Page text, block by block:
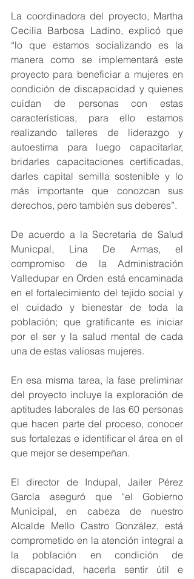
La coordinadora del proyecto, Martha
Cecilia Barbosa Ladino, explicó que
“lo que estamos socializando es la
manera como se implementará este
proyecto para beneficiar a mujeres en
condición de discapacidad y quienes
cuidan de personas con estas
características, para ello estamos
realizando talleres de liderazgo y
autoestima para luego capacitarlar,
bridarles capacitaciones certificadas,
darles capital semilla sostenible y lo
más importante que conozcan sus
derechos, pero también sus deberes”.
De acuerdo a la Secretaria de Salud
Municpal, Lina De Armas, el
compromiso de la Administración
Valledupar en Orden está encaminada
en el fortalecimiento del tejido social y
el cuidado y bienestar de toda la
población; que gratificante es iniciar
por el ser y la salud mental de cada
una de estas valiosas mujeres.
En esa misma tarea, la fase preliminar
del proyecto incluye la exploración de
aptitudes laborales de las 60 personas
que hacen parte del proceso, conocer
sus fortalezas e identificar el área en el
que mejor se desempeñan.
El director de Indupal, Jailer Pérez
García aseguró que “el Gobierno
Municipal, en cabeza de nuestro
Alcalde Mello Castro González, está
comprometido en la atención integral a
la población en condición de
discapacidad, hacerla sentir útil e